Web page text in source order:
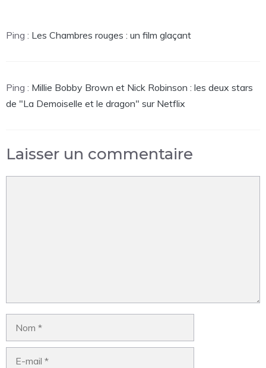
Ping : Les Chambres rouges : un film glaçant
Ping : Millie Bobby Brown et Nick Robinson : les deux stars
de "La Demoiselle et le dragon" sur Netflix
Laisser un commentaire